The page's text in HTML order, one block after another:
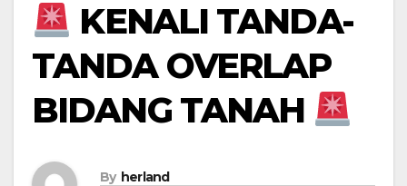
KENALI TANDA-
TANDA OVERLAP
BIDANG TANAH
By herland